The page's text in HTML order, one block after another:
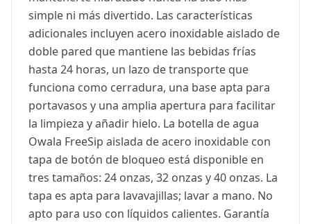
simple ni más divertido. Las características
adicionales incluyen acero inoxidable aislado de
doble pared que mantiene las bebidas frías
hasta 24 horas, un lazo de transporte que
funciona como cerradura, una base apta para
portavasos y una amplia apertura para facilitar
la limpieza y añadir hielo. La botella de agua
Owala FreeSip aislada de acero inoxidable con
tapa de botón de bloqueo está disponible en
tres tamaños: 24 onzas, 32 onzas y 40 onzas. La
tapa es apta para lavavajillas; lavar a mano. No
apto para uso con líquidos calientes. Garantía